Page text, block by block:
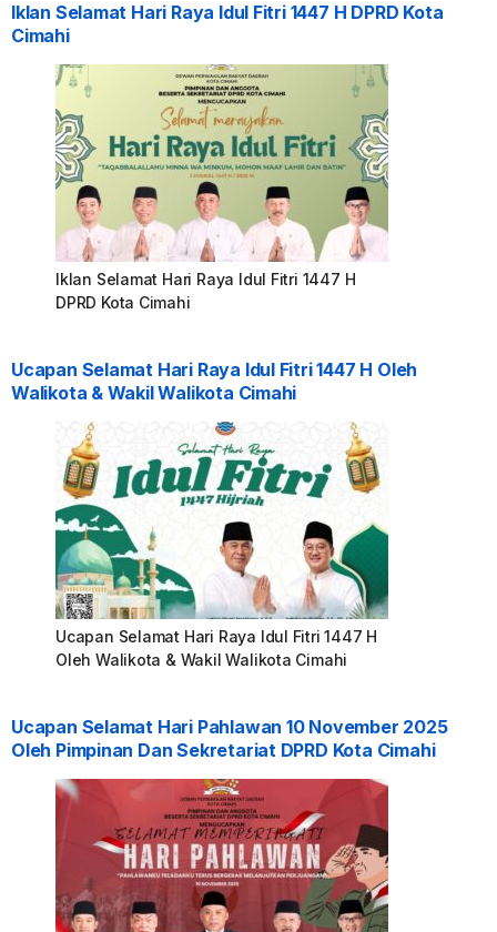
Iklan Selamat Hari Raya Idul Fitri 1447 H DPRD Kota
Cimahi
Iklan Selamat Hari Raya Idul Fitri 1447 H
DPRD Kota Cimahi
Ucapan Selamat Hari Raya Idul Fitri 1447 H Oleh
Walikota & Wakil Walikota Cimahi
Ucapan Selamat Hari Raya Idul Fitri 1447 H
Oleh Walikota & Wakil Walikota Cimahi
Ucapan Selamat Hari Pahlawan 10 November 2025
Oleh Pimpinan Dan Sekretariat DPRD Kota Cimahi